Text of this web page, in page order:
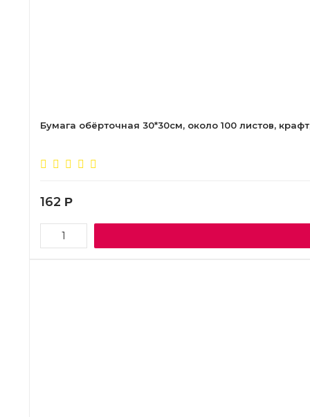
Бумага обёрточная 30*30см, около 100 листов,
162 Р